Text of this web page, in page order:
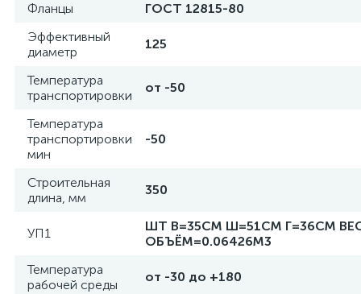
Фланцы
ГОСТ 12815-80
Эффективный
диаметр
125
Температура
транспортировки
от -50
Температура
транспортировки
мин
-50
Строительная
длина, мм
350
УП1
ШТ В=35СМ Ш=51СМ Г=36СМ
ОБЪЁМ=0.06426М3
Температура
рабочей среды
от -30 до +180